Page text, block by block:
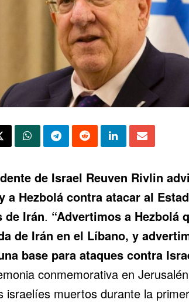
de Israel Reuven Rivlin
a Hezbolá contra atacar al
de Irán. “Advertimos a Hezbolá
de Irán en el Líbano, y
base para ataques contra
conmemorativa en
israelíes muertos durante la